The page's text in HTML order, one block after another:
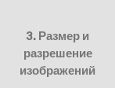
3. Размер и
разрешение
изображений